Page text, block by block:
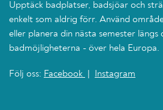
Upptäck badplatser, badsjöar och
enkelt som aldrig förr. Använd
eller planera din nästa semester längs
badmöjligheterna - över hela Europa.
Följ oss: Facebook Instagram